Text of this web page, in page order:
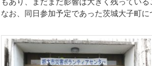
もあり、まだまだ影響は大きく残っている
なお、同日参加予定であった茨城大子町